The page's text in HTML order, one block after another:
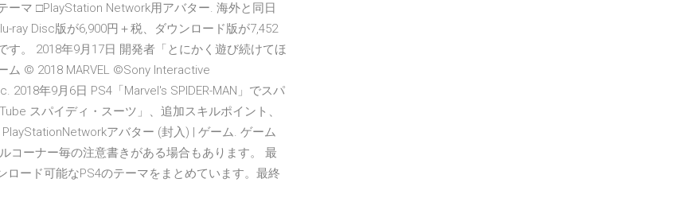
ーマ □PlayStation Network用アバター. 海外と同日
ray Disc版が6,900円＋税、ダウンロード版が7,452
。 2018年9月17日 開発者「とにかく遊び続けてほ
ム © 2018 MARVEL ©Sony Interactive
年9月6日 PS4「Marvel's SPIDER-MAN」でスパ
スパイディ・スーツ」、追加スキルポイント、
アバター (封入) | ゲーム. ゲーム
コーナー毎の注意書きがある場合もあります。 最
ード可能なPS4のテーマをまとめています。最終